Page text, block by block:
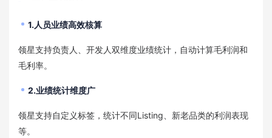
1.人员业绩高效核算
领星支持负责人、开发人双维度业绩统计，自动计算毛利润和
毛利率。
2.业绩统计维度广
领星支持自定义标签，统计不同Listing、新老品类的利润表现
等。